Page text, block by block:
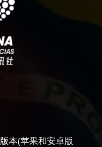
本(苹果和安卓版